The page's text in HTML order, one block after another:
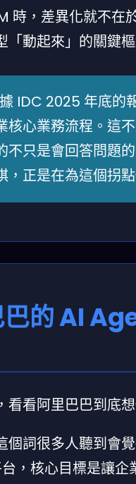
時，差異化就不在
「動起來」的關鍵樞
IDC 2025 年底的
核心業務流程。這
不只是會回答問題
，正是在為這個拐
的 AI
看看阿里巴巴到底想
個詞很多人聽到會
，核心目標是讓企